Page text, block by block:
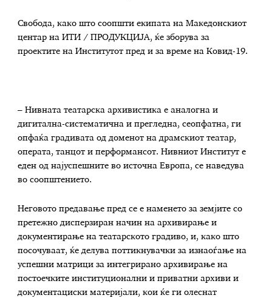
Свобода, како што соопшти екипата на Македонскиот
центар на ИТИ / ПРОДУКЦИЈА, ќе зборува за
проектите на Институтот пред и за време на Ковид-19.
– Нивната театарска архивистика е аналогна и
дигитална-систематична и прегледна, сеопфатна, ги
опфаќа градивата од доменот на драмскиот театар,
операта, танцот и перформансот. Нивниот Институт е
еден од најуспешните во источна Европа, се наведува
во соопштението.
Неговото предавање пред се е наменето за земјите со
претежно дисперзиран начин на архивирање и
документирање на театарското градиво, и, како што
посочуваат, ќе делува поттикнувачки за изнаоѓање на
успешни матрици за интегрирано архивирање на
постоечките институционални и приватни архиви и
документациски материјали, кои ќе ги олеснат